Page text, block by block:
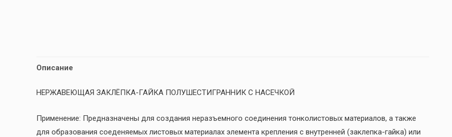
Описание
НЕРЖАВЕЮЩАЯ ЗАКЛЁПКА-ГАЙКА ПОЛУШЕСТИГРАННИК С НАСЕЧКОЙ
Применение: Предназначены для создания неразъемного соединения тонколистовых материалов, а также
для образования соеденяемых листовых материалах элемента крепления с внутренней (заклепка-гайка) или